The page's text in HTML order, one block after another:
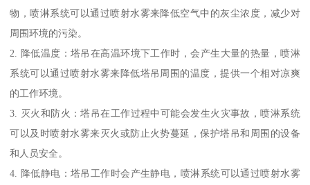
物，喷淋系统可以通过喷射水雾来降低空气中的灰尘浓度，减少对
周围环境的污染。
2. 降低温度：塔吊在高温环境下工作时，会产生大量的热量，喷淋
系统可以通过喷射水雾来降低塔吊周围的温度，提供一个相对凉爽
的工作环境。
3. 灭火和防火：塔吊在工作过程中可能会发生火灾事故，喷淋系统
可以及时喷射水雾来灭火或防止火势蔓延，保护塔吊和周围的设备
和人员安全。
4. 降低静电：塔吊工作时会产生静电，喷淋系统可以通过喷射水雾